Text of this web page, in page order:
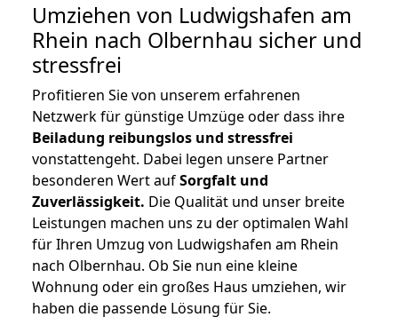
Umziehen von Ludwigshafen am
Rhein nach Olbernhau sicher und
stressfrei
Profitieren Sie von unserem erfahrenen
Netzwerk für günstige Umzüge oder dass ihre
Beiladung reibungslos und stressfrei
vonstattengeht. Dabei legen unsere Partner
besonderen Wert aufSorgfalt und
Zuverlässigkeit. Die Qualität und unser breite
Leistungen machen uns zu der optimalen Wahl
für Ihren Umzug von Ludwigshafen am Rhein
nach Olbernhau. Ob Sie nun eine kleine
Wohnung oder ein großes Haus umziehen, wir
haben die passende Lösung für Sie.